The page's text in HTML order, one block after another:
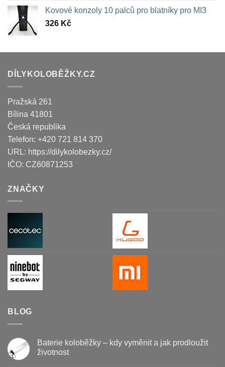
Kovové konzoly 10 palců pro blatníky pro MI3
326 Kč
DÍLYKOLOBĚŽKY.CZ
Pražská 261
Bílina 41801
Česká republika
Telefon: +420 721 814 370
URL: https://dilykolobezky.cz/
IČO: CZ60871253
ZNAČKY
BLOG
Baterie koloběžky – kdy vyměnit a jak prodloužit
životnost